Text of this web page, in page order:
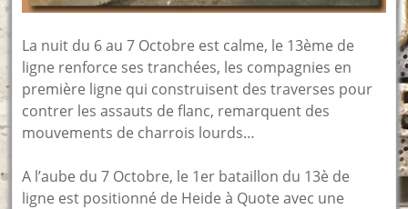
La nuit du 6 au 7 Octobre est calme, le 13ème de
ligne renforce ses tranchées, les compagnies en
première ligne qui construisent des traverses pour
contrer les assauts de flanc, remarquent des
mouvements de charrois lourds…
A l’aube du 7 Octobre, le 1er bataillon du 13è de
ligne est positionné de Heide à Quote avec une